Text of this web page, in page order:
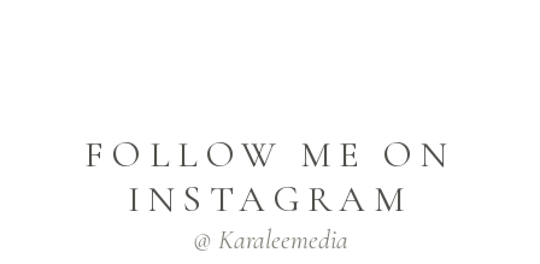
FOLLOW ME ON
INSTAGRAM
@ Karaleemedia